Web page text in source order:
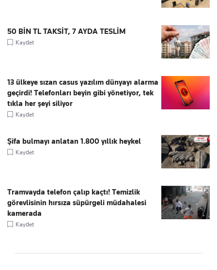
50 BİN TL TAKSİT, 7 AYDA TESLİM
Kaydet
13 ülkeye sızan casus yazılım dünyayı alarma
geçirdi! Telefonları beyin gibi yönetiyor, tek
tıkla her şeyi siliyor
Kaydet
Şifa bulmayı anlatan 1.800 yıllık heykel
Kaydet
Tramvayda telefon çalıp kaçtı! Temizlik
görevlisinin hırsıza süpürgeli müdahalesi
kamerada
Kaydet